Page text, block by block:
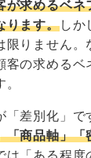
が求めるベネ
ります。しか
限りません。
客の求めるベ
です。
差別化」で
「商品軸」「
は「ある程度